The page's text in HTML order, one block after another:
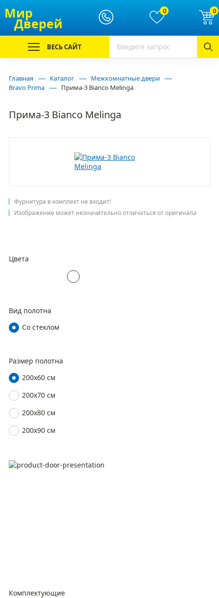
Мир
Дверей
0 0
ВЕСЬ САЙТ
Главная Каталог
Межкомнатные двери
Bravo Prima
Прима-3 Bianco Melinga
Прима-3 Bianco Melinga
Фурнитура в комплект не входит!
Изображение может незначительно отличаться от оригинала
Цвета
Вид полотна
Со стеклом
Размер полотна
200х60 см
200х70 см
200х80 см
200х90 см
Комплектующие